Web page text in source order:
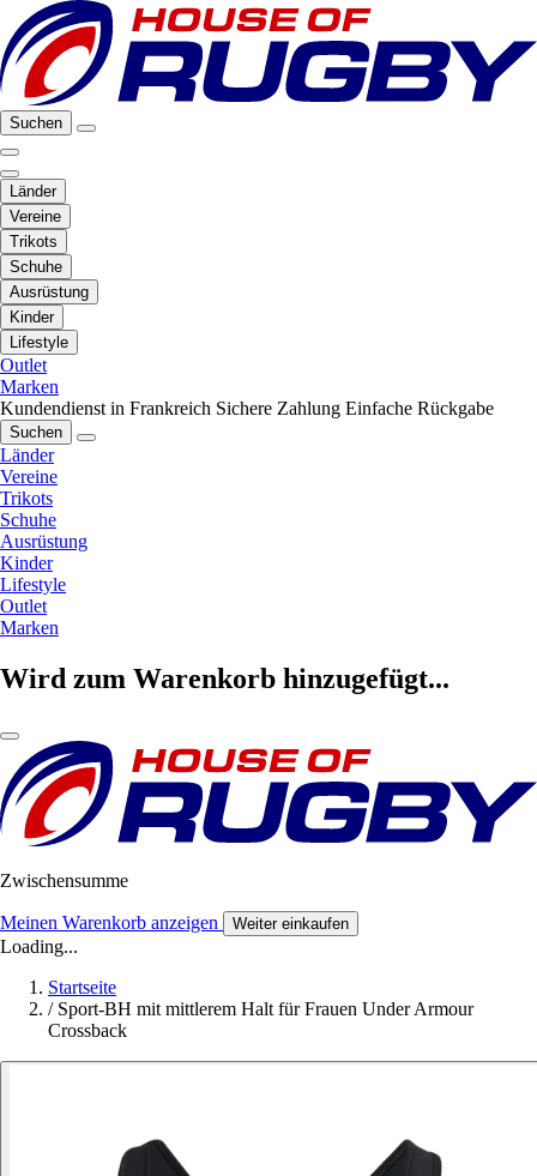
Suchen
Länder
Vereine
Trikots
Schuhe
Ausrüstung
Kinder
Lifestyle
Outlet
Marken
Kundendienst in Frankreich Sichere Zahlung Einfache Rückgabe
Suchen
Länder
Vereine
Trikots
Schuhe
Ausrüstung
Kinder
Lifestyle
Outlet
Marken
Wird zum Warenkorb hinzugefügt...
Zwischensumme
Meinen Warenkorb anzeigen Weiter einkaufen
Loading...
Startseite
/ Sport-BH mit mittlerem Halt für Frauen Under Armour
Crossback